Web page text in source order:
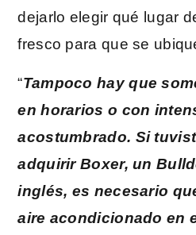
dejarlo elegir qué lugar
fresco para que se
“Tampoco hay que
en horarios o con
acostumbrado. Si
adquirir Boxer, un
inglés, es necesario
aire acondicionado en